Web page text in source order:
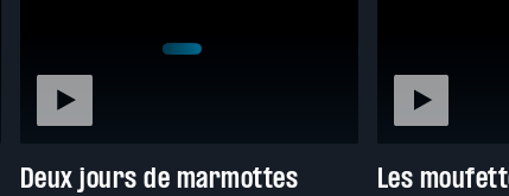
Deux jours de marmottes Les